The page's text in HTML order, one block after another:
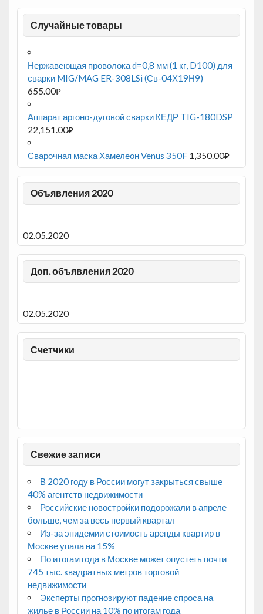
Случайные товары
Нержавеющая проволока d=0,8 мм (1 кг, D100) для
сварки MIG/MAG ER-308LSi (Св-04Х19Н9)
655.00₽
Аппарат аргоно-дуговой сварки КЕДР TIG-180DSP
22,151.00₽
Сварочная маска Хамелеон Venus 350F 1,350.00₽
Объявления 2020
02.05.2020
Доп. объявления 2020
02.05.2020
Счетчики
Свежие записи
В 2020 году в России могут закрыться свыше
40% агентств недвижимости
Российские новостройки подорожали в апреле
больше, чем за весь первый квартал
Из-за эпидемии стоимость аренды квартир в
Москве упала на 15%
По итогам года в Москве может опустеть почти
745 тыс. квадратных метров торговой
недвижимости
Эксперты прогнозируют падение спроса на
жилье в России на 10% по итогам года